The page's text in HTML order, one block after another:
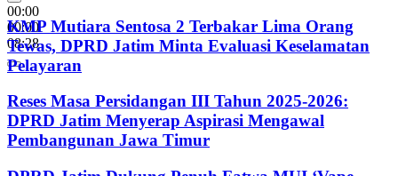
00:00
00:00
08:28
KMP Mutiara Sentosa 2 Terbakar Lima Orang
Tewas, DPRD Jatim Minta Evaluasi Keselamatan
Pelayaran
Reses Masa Persidangan III Tahun 2025-2026:
DPRD Jatim Menyerap Aspirasi Mengawal
Pembangunan Jawa Timur